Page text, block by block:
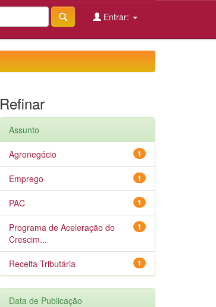
Entrar:
Refinar
Assunto
1
Agronegócio
1
Emprego
1
PAC
1
Programa de Aceleração do
Crescim...
1
Receita Tributária
Data de Publicação